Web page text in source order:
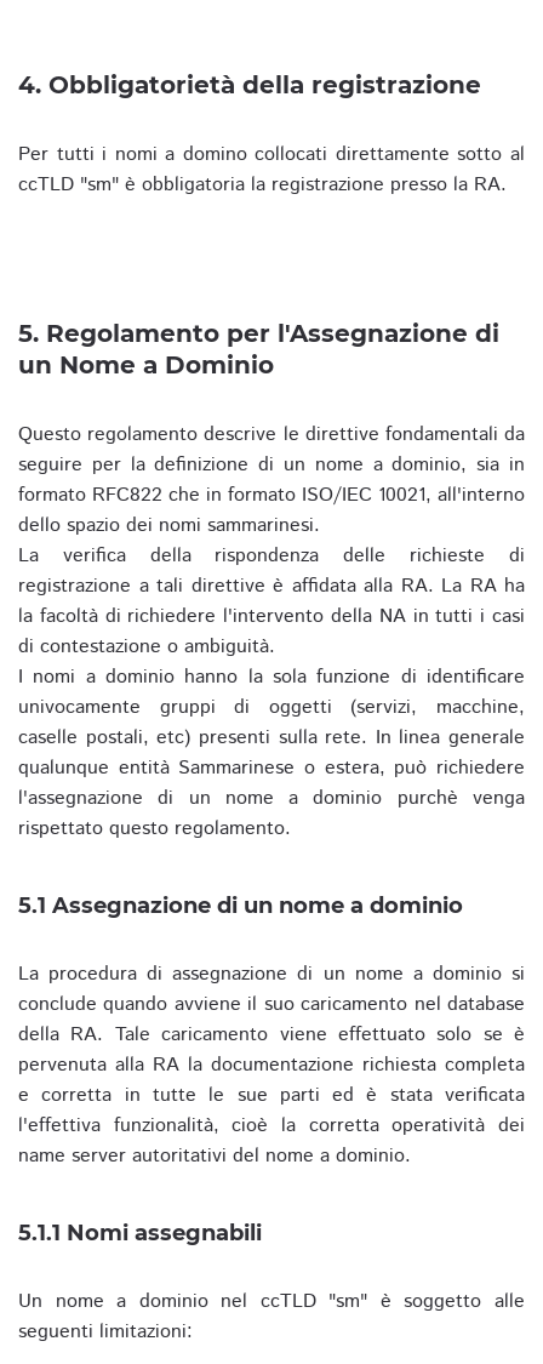
4. Obbligatorietà della registrazione
Per tutti i nomi a domino collocati direttamente sotto al
ccTLD "sm" è obbligatoria la registrazione presso la RA.
5. Regolamento per l'Assegnazione di
un Nome a Dominio
Questo regolamento descrive le direttive fondamentali da
seguire per la definizione di un nome a dominio, sia in
formato RFC822 che in formato ISO/IEC 10021, all'interno
dello spazio dei nomi sammarinesi.
La verifica della rispondenza delle richieste di
registrazione a tali direttive è affidata alla RA. La RA ha
la facoltà di richiedere l'intervento della NA in tutti i casi
di contestazione o ambiguità.
I nomi a dominio hanno la sola funzione di identificare
univocamente gruppi di oggetti (servizi, macchine,
caselle postali, etc) presenti sulla rete. In linea generale
qualunque entità Sammarinese o estera, può richiedere
l'assegnazione di un nome a dominio purchè venga
rispettato questo regolamento.
5.1 Assegnazione di un nome a dominio
La procedura di assegnazione di un nome a dominio si
conclude quando avviene il suo caricamento nel database
della RA. Tale caricamento viene effettuato solo se è
pervenuta alla RA la documentazione richiesta completa
e corretta in tutte le sue parti ed è stata verificata
l'effettiva funzionalità, cioè la corretta operatività dei
name server autoritativi del nome a dominio.
5.1.1 Nomi assegnabili
Un nome a dominio nel ccTLD "sm" è soggetto alle
seguenti limitazioni: